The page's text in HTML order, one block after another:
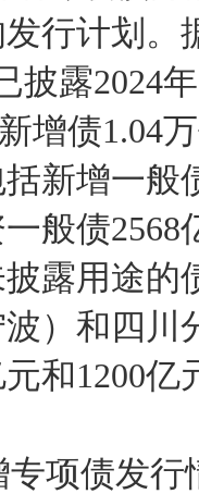
行计划。
披露2024
增债1.04
新增一般
般债
露用途的
）和四川
和1200亿
项债发